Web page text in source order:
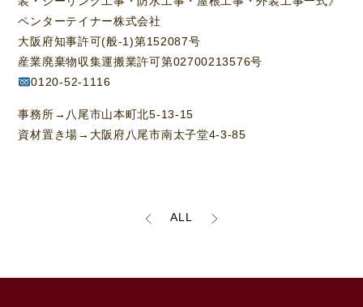
ペンターテイナー株式会社
大阪府知事許可(般-1)第152087号
産業廃棄物収集運搬業許可第02700213576号
0120-52-1116
事務所→八尾市山本町北5-13-15
資材置き場→大阪府八尾市南太子堂4-3-85
ALL